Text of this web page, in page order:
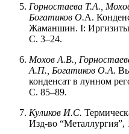
Горностаева Т.А.,
Богатиков О.А.
Жаманшин. I: Иргизиты
С. 3–24.
Мохов А.В.,
А.П., Богатиков О.А.
конденсат в лунном
С. 85–89.
Куликов И.С.
Изд-во “Металлургия”,